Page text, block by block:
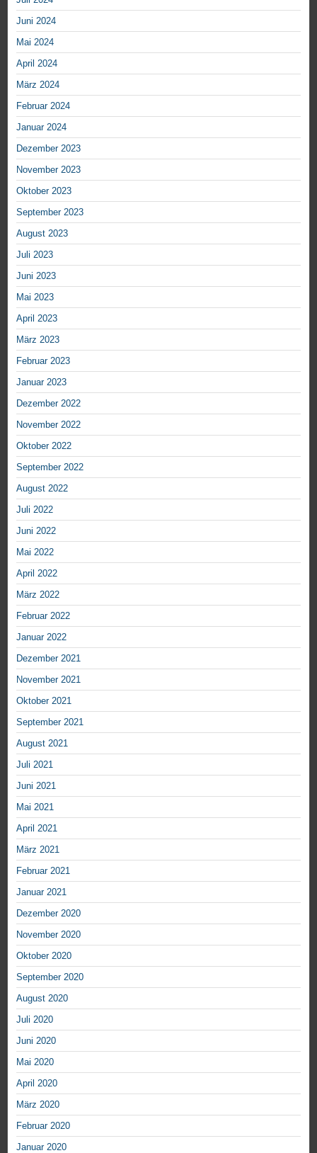
Juni 2024
Mai 2024
April 2024
März 2024
Februar 2024
Januar 2024
Dezember 2023
November 2023
Oktober 2023
September 2023
August 2023
Juli 2023
Juni 2023
Mai 2023
April 2023
März 2023
Februar 2023
Januar 2023
Dezember 2022
November 2022
Oktober 2022
September 2022
August 2022
Juli 2022
Juni 2022
Mai 2022
April 2022
März 2022
Februar 2022
Januar 2022
Dezember 2021
November 2021
Oktober 2021
September 2021
August 2021
Juli 2021
Juni 2021
Mai 2021
April 2021
März 2021
Februar 2021
Januar 2021
Dezember 2020
November 2020
Oktober 2020
September 2020
August 2020
Juli 2020
Juni 2020
Mai 2020
April 2020
März 2020
Februar 2020
Januar 2020